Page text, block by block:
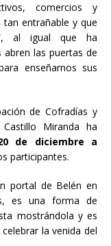
comercios y
entrañable y que
al igual que ha
las puertas de
enseñarnos sus
de Cofradías y
Miranda ha
de diciembre a
participantes.
portal de Belén en
es una forma de
mostrándola y es
la venida del